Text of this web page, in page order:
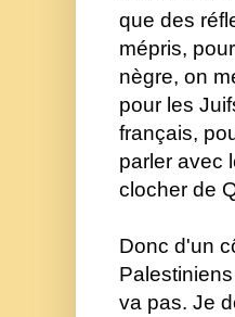
que des
mépris,
nègre, on
pour les
français,
parler avec
clocher de
Donc d'un
va pas. Je